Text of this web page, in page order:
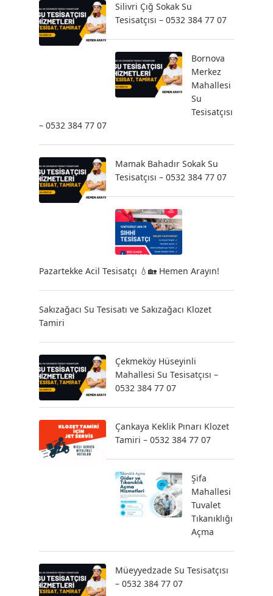
Silivri Çığ Sokak Su
Tesisatçısı – 0532 384 77 07
Bornova
Merkez
Mahallesi
Su
Tesisatçısı
– 0532 384 77 07
Mamak Bahadır Sokak Su
Tesisatçısı – 0532 384 77 07
Pazartekke Acil Tesisatçı 💧🏡 Hemen Arayın!
Sakızağacı Su Tesisatı ve Sakızağacı Klozet
Tamiri
Çekmeköy Hüseyinli
Mahallesi Su Tesisatçısı –
0532 384 77 07
Çankaya Keklik Pınarı Klozet
Tamiri – 0532 384 77 07
Şifa
Mahallesi
Tuvalet
Tıkanıklığı
Açma
Müeyyedzade Su Tesisatçısı
– 0532 384 77 07